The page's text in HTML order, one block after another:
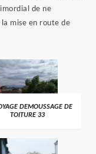
de ne
la mise en route de
DEMOUSSAGE DE
TOITURE 33